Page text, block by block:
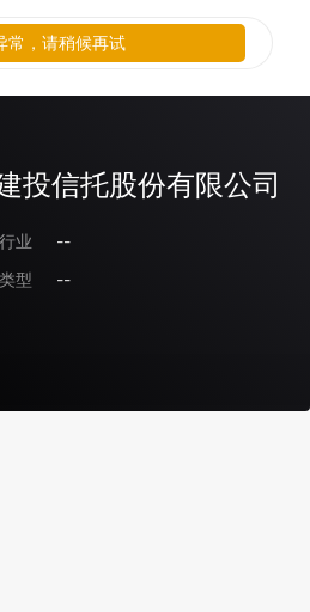
投信托股份有限公司
业
--
型
--
常，请稍候再试